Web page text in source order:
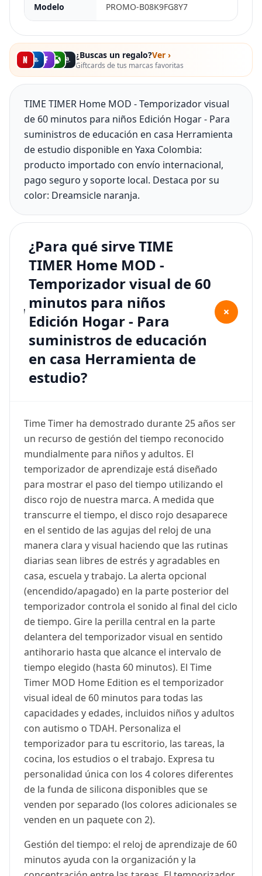
Modelo PROMO-B08K9FG8Y7
¿Buscas un regalo?Ver ›
Giftcards de tus marcas favoritas
TIME TIMER Home MOD - Temporizador visual
de 60 minutos para niños Edición Hogar - Para
suministros de educación en casa Herramienta
de estudio disponible en Yaxa Colombia:
producto importado con envío internacional,
pago seguro y soporte local. Destaca por su
color: Dreamsicle naranja.
¿Para qué sirve TIME
TIMER Home MOD -
Temporizador visual de 60
minutos para niños
Edición Hogar - Para
suministros de educación
en casa Herramienta de
estudio?
+
Time Timer ha demostrado durante 25 años ser
un recurso de gestión del tiempo reconocido
mundialmente para niños y adultos. El
temporizador de aprendizaje está diseñado
para mostrar el paso del tiempo utilizando el
disco rojo de nuestra marca. A medida que
transcurre el tiempo, el disco rojo desaparece
en el sentido de las agujas del reloj de una
manera clara y visual haciendo que las rutinas
diarias sean libres de estrés y agradables en
casa, escuela y trabajo. La alerta opcional
(encendido/apagado) en la parte posterior del
temporizador controla el sonido al final del ciclo
de tiempo. Gire la perilla central en la parte
delantera del temporizador visual en sentido
antihorario hasta que alcance el intervalo de
tiempo elegido (hasta 60 minutos). El Time
Timer MOD Home Edition es el temporizador
visual ideal de 60 minutos para todas las
capacidades y edades, incluidos niños y adultos
con autismo o TDAH. Personaliza el
temporizador para tu escritorio, las tareas, la
cocina, los estudios o el trabajo. Expresa tu
personalidad única con los 4 colores diferentes
de la funda de silicona disponibles que se
venden por separado (los colores adicionales se
venden en un paquete con 2).
Gestión del tiempo: el reloj de aprendizaje de 60
minutos ayuda con la organización y la